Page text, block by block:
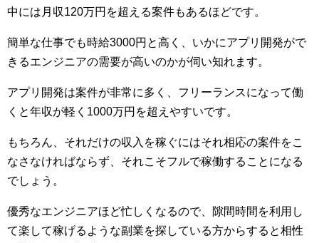
中には月収120万円を超える案件もあるほどです。
簡単な仕事でも時給3000円と高く、いかにアプリ開発がで
きるエンジニアの需要が高いのかが伺い知れます。
アプリ開発は案件が非常に多く、フリーランスになって働
くと年収が軽く1000万円を超えやすいです。
もちろん、それだけの収入を稼ぐにはそれ相応の案件をこ
なさなければならず、それこそフルで稼働することになる
でしょう。
優秀なエンジニアほど忙しくなるので、隙間時間を利用し
て楽して稼げるような副業を探している方からすると相性